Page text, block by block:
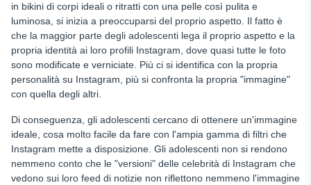
in bikini di corpi ideali o ritratti con una pelle così pulita e
luminosa, si inizia a preoccuparsi del proprio aspetto. Il fatto è
che la maggior parte degli adolescenti lega il proprio aspetto e la
propria identità ai loro profili Instagram, dove quasi tutte le foto
sono modificate e verniciate. Più ci si identifica con la propria
personalità su Instagram, più si confronta la propria "immagine"
con quella degli altri.
Di conseguenza, gli adolescenti cercano di ottenere un'immagine
ideale, cosa molto facile da fare con l'ampia gamma di filtri che
Instagram mette a disposizione. Gli adolescenti non si rendono
nemmeno conto che le "versioni" delle celebrità di Instagram che
vedono sui loro feed di notizie non riflettono nemmeno l'immagine